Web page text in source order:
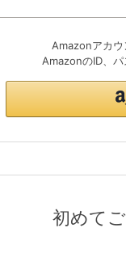
Amazonアカウ
AmazonのID、パ
初めて